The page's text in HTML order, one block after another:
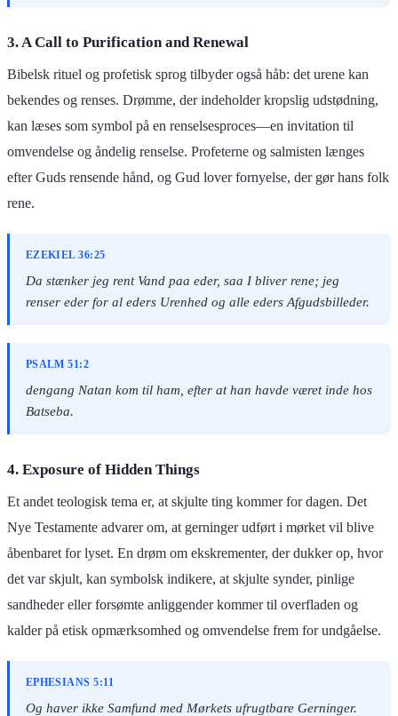
3. A Call to Purification and Renewal
Bibelsk rituel og profetisk sprog tilbyder også håb: det urene kan
bekendes og renses. Drømme, der indeholder kropslig udstødning,
kan læses som symbol på en renselsesproces—en invitation til
omvendelse og åndelig renselse. Profeterne og salmisten længes
efter Guds rensende hånd, og Gud lover fornyelse, der gør hans folk
rene.
EZEKIEL 36:25
Da stænker jeg rent Vand paa eder, saa I bliver rene; jeg
renser eder for al eders Urenhed og alle eders Afgudsbilleder.
PSALM 51:2
dengang Natan kom til ham, efter at han havde været inde hos
Batseba.
4. Exposure of Hidden Things
Et andet teologisk tema er, at skjulte ting kommer for dagen. Det
Nye Testamente advarer om, at gerninger udført i mørket vil blive
åbenbaret for lyset. En drøm om ekskrementer, der dukker op, hvor
det var skjult, kan symbolsk indikere, at skjulte synder, pinlige
sandheder eller forsømte anliggender kommer til overfladen og
kalder på etisk opmærksomhed og omvendelse frem for undgåelse.
EPHESIANS 5:11
Og haver ikke Samfund med Mørkets ufrugtbare Gerninger.